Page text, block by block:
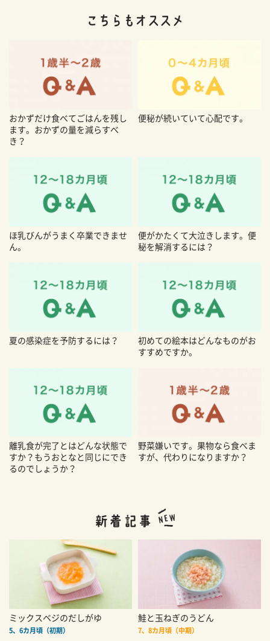
おかずだけ食べてごはんを残し
ます。おかずの量を減らすべ
き？
便秘が続いていて心配です。
ほ乳びんがうまく卒業できませ
ん。
便がかたくて大泣きします。便
秘を解消するには？
夏の感染症を予防するには？
初めての絵本はどんなものがお
すすめですか。
離乳食が完了とはどんな状態で
すか？もうおとなと同じにでき
るのでしょうか？
野菜嫌いです。果物なら食べま
すが、代わりになりますか？
ミックスベジのだしがゆ
5、6カ月頃（初期）
鮭と玉ねぎのうどん
7、8カ月頃（中期）